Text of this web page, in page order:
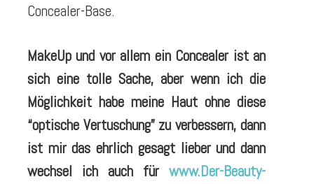
Concealer-Base.
MakeUp und vor allem ein Concealer ist an
sich eine tolle Sache, aber wenn ich die
Möglichkeit habe meine Haut ohne diese
“optische Vertuschung” zu verbessern, dann
ist mir das ehrlich gesagt lieber und dann
wechsel ich auch für www.Der-Beauty-